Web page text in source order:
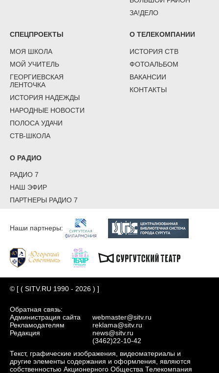
ЗА!ДЕЛО
СПЕЦПРОЕКТЫ
МОЯ ШКОЛА
МОЙ УЧИТЕЛЬ
ГЕОРГИЕВСКАЯ
ЛЕНТОЧКА
ИСТОРИЯ НАДЕЖДЫ
НАРОДНЫЕ НОВОСТИ
ПОЛОСА УДАЧИ
СТВ-ШКОЛА
О ТЕЛЕКОМПАНИИ
ИСТОРИЯ СТВ
ФОТОАЛЬБОМ
ВАКАНСИИ
КОНТАКТЫ
О РАДИО
РАДИО 7
НАШ ЭФИР
ПАРТНЕРЫ РАДИО 7
Наши партнеры:
© [ ( SITV.RU 1990 - 2026 ) ]
Обратная связь:
Администрация сайта
Рекламодателям
Редакция
webmaster@sitv.ru
reklama@sitv.ru
news@sitv.ru
(3462)22-10-42
Текст, графические изображения, видеоматериалы и
другие элементы содержания и оформления, являются
собственностью Акционерного Общества Телекомпания